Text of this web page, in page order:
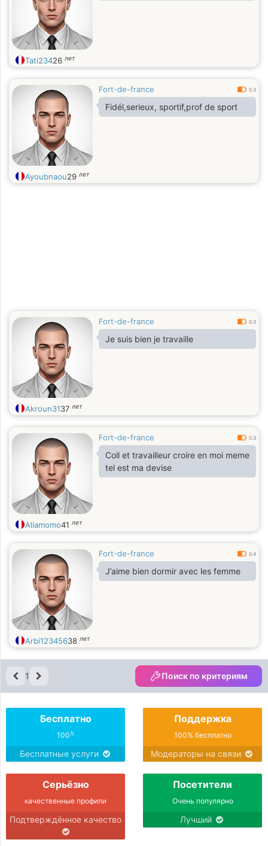
Tati23426 лет
Fort-de-france 0.3
Fidél,serieux, sportif,prof de sport
Ayoubnaou29 лет
Fort-de-france 0.3
Je suis bien je travaille
Akroun3137 лет
Fort-de-france 0.3
Coll et travailleur croire en moi meme
tel est ma devise
Aliamomo41 лет
Fort-de-france 0.4
J’aime bien dormir avec les femme
Arbi12345638 лет
1 Поиск по критериям
Бесплатно
100%
Бесплатные услуги
Поддержка
100% бесплатно
Модераторы на связи
Серьёзно
качественные профили
Подтверждённое качество
Посетители
Очень популярно
Лучший